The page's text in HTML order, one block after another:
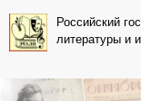
Российский
литературы и